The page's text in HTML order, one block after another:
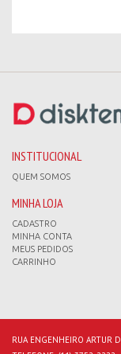
INSTITUCIONAL
QUEM SOMOS
MINHA LOJA
CADASTRO
MINHA CONTA
MEUS PEDIDOS
CARRINHO
RUA ENGENHEIRO ARTUR